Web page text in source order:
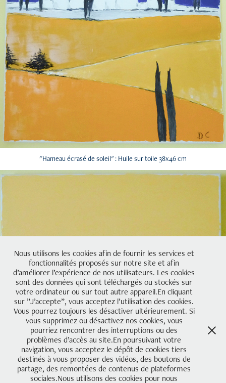
"Hameau écrasé de soleil" : Huile sur toile 38x46 cm
Nous utilisons les cookies afin de fournir les services et
fonctionnalités proposés sur notre site et afin
d’améliorer l’expérience de nos utilisateurs. Les cookies
sont des données qui sont téléchargés ou stockés sur
votre ordinateur ou sur tout autre appareil.En cliquant
sur ”J’accepte”, vous acceptez l’utilisation des cookies.
Vous pourrez toujours les désactiver ultérieurement. Si
vous supprimez ou désactivez nos cookies, vous
pourriez rencontrer des interruptions ou des
problèmes d’accès au site.En poursuivant votre
navigation, vous acceptez le dépôt de cookies tiers
destinés à vous proposer des vidéos, des boutons de
partage, des remontées de contenus de plateformes
sociales.Nous utilisons des cookies pour nous